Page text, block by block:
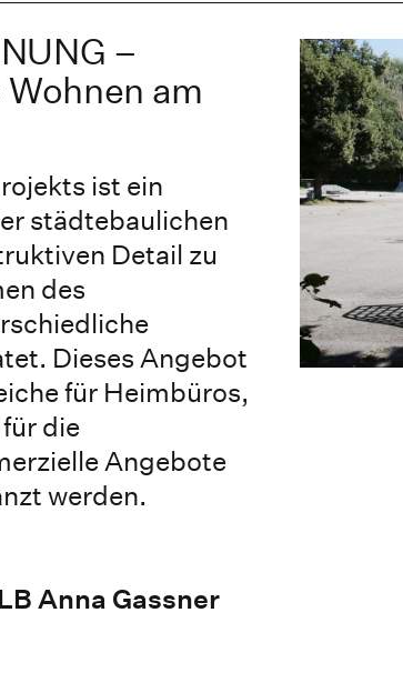
–
am
ist ein
städtebaulichen
Detail zu
des
Dieses Angebot
für Heimbüros,
die
Angebote
werden.
Anna Gassner